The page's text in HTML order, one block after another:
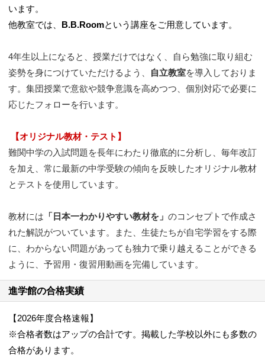
います。
他教室では、 B.B.Roomという講座をご用意しています。
4年生以上になると、授業だけではなく、自ら勉強に取り組む
姿勢を身につけていただけるよう、
自立教室を導入しておりま
す。集団授業で意欲や競争意識を高めつつ、個別対応で必要に
応じたフォローを行います。
【オリジナル教材・テスト】
難関中学の入試問題を長年にわたり徹底的に分析し、毎年改訂
を加え、常に最新の中学受験の傾向を反映したオリジナル教材
とテストを使用しています。
教材には 「日本一わかりやすい教材を」 のコンセプトで作成さ
れた解説がついています。また、生徒たちが自宅学習をする際
に、わからない問題があっても独力で乗り越えることができる
ように、予習用・復習用動画を完備しています。
進学館の合格実績
【2026年度合格速報】
※合格者数はアップの合計です。掲載した学校以外にも多数の
合格があります。